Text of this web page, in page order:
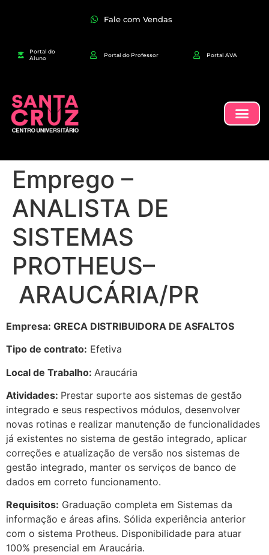
Fale com Vendas
Portal do
Aluno
Portal do Professor Portal AVA
Emprego –
ANALISTA DE
SISTEMAS
PROTHEUS–
ARAUCÁRIA/PR
Empresa: GRECA DISTRIBUIDORA DE ASFALTOS
Tipo de contrato: Efetiva
Local de Trabalho: Araucária
Atividades: Prestar suporte aos sistemas de gestão
integrado e seus respectivos módulos, desenvolver
novas rotinas e realizar manutenção de funcionalidades
já existentes no sistema de gestão integrado, aplicar
correções e atualização de versão nos sistemas de
gestão integrado, manter os serviços de banco de
dados em correto funcionamento.
Requisitos: Graduação completa em Sistemas da
informação e áreas afins. Sólida experiência anterior
com o sistema Protheus. Disponibilidade para atuar
100% presencial em Araucária.